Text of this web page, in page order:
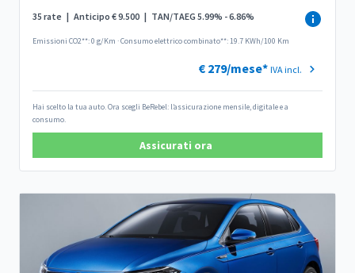
35 rate | Anticipo € 9.500 | TAN/TAEG 5.99% - 6.86%
Emissioni CO2**: 0 g/Km ·Consumo elettrico combinato**: 19.7 KWh/100 Km
€ 279/mese* IVA incl.
Hai scelto la tua auto. Ora scegli BeRebel: l’assicurazione mensile, digitale e a
consumo.
Assicurati ora